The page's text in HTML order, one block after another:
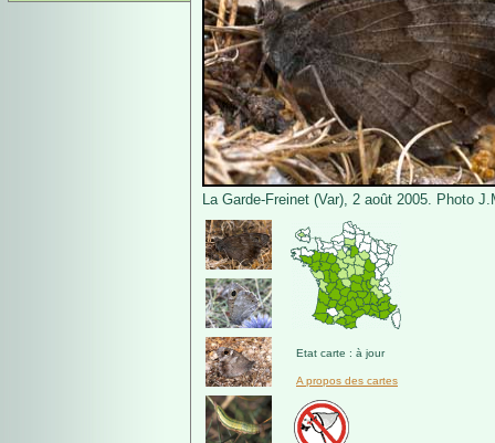
La Garde-Freinet (Var), 2 août 2005. Photo
Etat carte : à jour
A propos des cartes